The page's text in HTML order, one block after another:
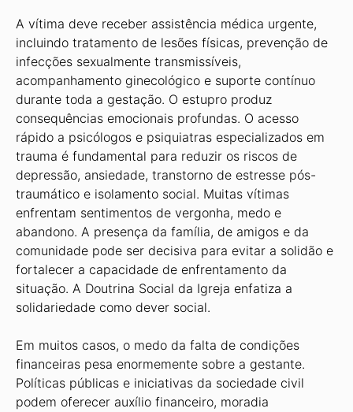
A vítima deve receber assistência médica urgente,
incluindo tratamento de lesões físicas, prevenção de
infecções sexualmente transmissíveis,
acompanhamento ginecológico e suporte contínuo
durante toda a gestação. O estupro produz
consequências emocionais profundas. O acesso
rápido a psicólogos e psiquiatras especializados em
trauma é fundamental para reduzir os riscos de
depressão, ansiedade, transtorno de estresse pós-
traumático e isolamento social. Muitas vítimas
enfrentam sentimentos de vergonha, medo e
abandono. A presença da família, de amigos e da
comunidade pode ser decisiva para evitar a solidão e
fortalecer a capacidade de enfrentamento da
situação. A Doutrina Social da Igreja enfatiza a
solidariedade como dever social.
Em muitos casos, o medo da falta de condições
financeiras pesa enormemente sobre a gestante.
Políticas públicas e iniciativas da sociedade civil
podem oferecer auxílio financeiro, moradia